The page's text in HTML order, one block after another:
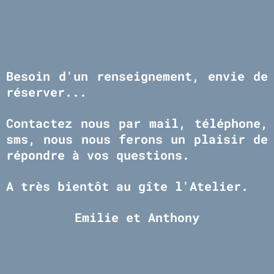
Besoin d'un renseignement, envie de
réserver...
Contactez nous par mail, téléphone,
sms, nous nous ferons un plaisir de
répondre à vos questions.
A très bientôt au gîte l'Atelier.
Emilie et Anthony